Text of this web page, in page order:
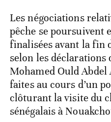
Les négociations
pêche se poursuivent
finalisées avant la fin
selon les déclarations
Mohamed Ould
faites au cours d’un
clôturant la visite du
sénégalais à